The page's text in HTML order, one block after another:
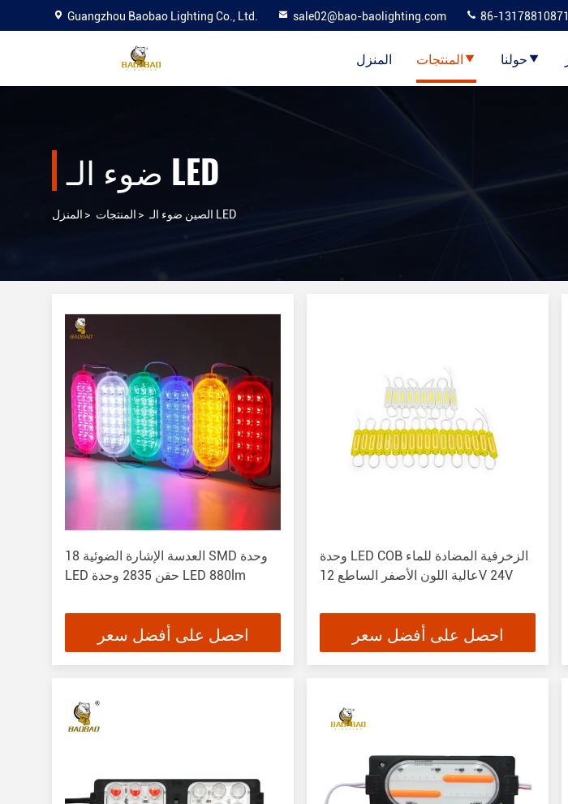
Guangzhou Baobao Lighting Co., Ltd. sale02@bao-baolighting.com 86-13178810871
المنزل المنتجات حولنا
ضوء الـ LED
المنزل > المنتجات > الصين ضوء الـ LED
18 العدسة الإشارة الضوئية SMD وحدة
LED حقن 2835 وحدة LED 880lm
احصل على أفضل سعر
وحدة LED COB الزخرفية المضادة للماء
عالية اللون الأصفر الساطع 12V 24V
احصل على أفضل سعر